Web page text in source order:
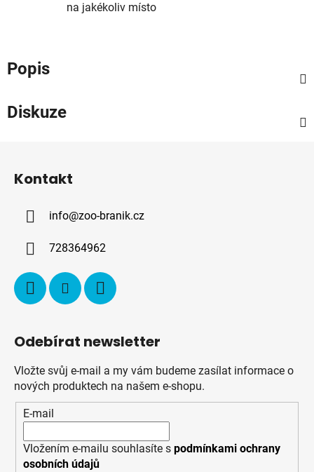
na jakékoliv místo
Popis
Diskuze
Kontakt
info@zoo-branik.cz
728364962
Odebírat newsletter
Vložte svůj e-mail a my vám budeme zasílat informace o
nových produktech na našem e-shopu.
E-mail
Vložením e-mailu souhlasíte s podmínkami ochrany
osobních údajů